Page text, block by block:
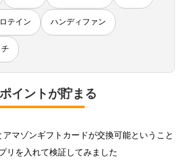
テイン ハンディファン
イントが貯まる
マゾンギフトカードが交換可能ということ
リを入れて検証してみました